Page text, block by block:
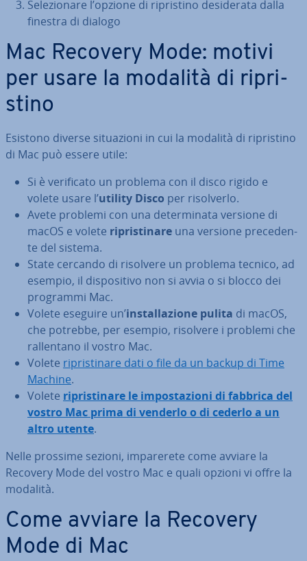
Se­le­zio­na­re l’opzione di ri­pri­sti­no de­si­de­ra­ta dalla
finestra di dialogo
Mac Recovery Mode: motivi
per usare la modalità di ri­pri­
sti­no
Esistono diverse si­tua­zio­ni in cui la modalità di ri­pri­sti­no
di Mac può essere utile:
Si è ve­ri­fi­ca­to un problema con il disco rigido e
volete usare l’utility Disco per ri­sol­ver­lo.
Avete problemi con una de­ter­mi­na­ta versione di
macOS e volete ri­pri­sti­na­re una versione pre­ce­den­
te del sistema.
State cercando di risolvere un problema tecnico, ad
esempio, il di­spo­si­ti­vo non si avvia o si blocco dei
programmi Mac.
Volete eseguire un’in­stal­la­zio­ne pulita di macOS,
che potrebbe, per esempio, risolvere i problemi che
ral­len­ta­no il vostro Mac.
Volete ri­pri­sti­na­re dati o file da un backup di Time
Machine.
Volete ri­pri­sti­na­re le im­po­sta­zio­ni di fabbrica del
vostro Mac prima di venderlo o di cederlo a un
altro utente.
Nelle prossime sezioni, im­pa­re­re­te come avviare la
Recovery Mode del vostro Mac e quali opzioni vi offre la
modalità.
Come avviare la Recovery
Mode di Mac